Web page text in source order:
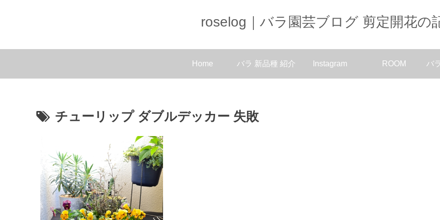
roselog｜バラ園芸ブログ 剪定開花の
Home バラ 新品種 紹介 Instagram ROOM バ
チューリップ ダブルデッカー 失敗